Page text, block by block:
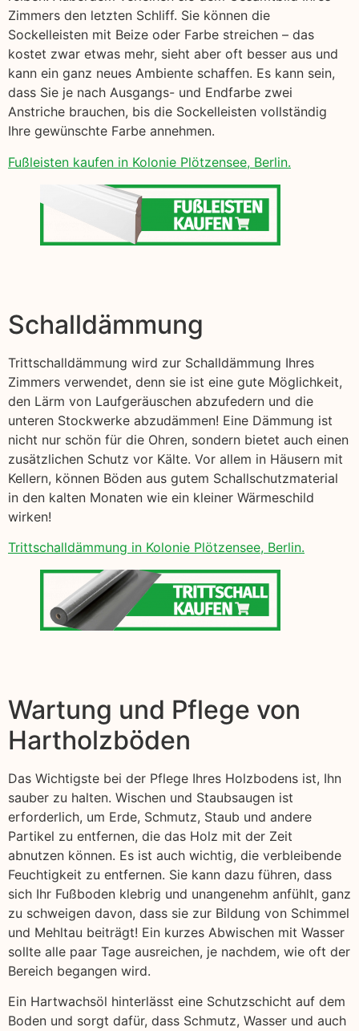
Zimmers den letzten Schliff. Sie können die
Sockelleisten mit Beize oder Farbe streichen – das
kostet zwar etwas mehr, sieht aber oft besser aus und
kann ein ganz neues Ambiente schaffen. Es kann sein,
dass Sie je nach Ausgangs- und Endfarbe zwei
Anstriche brauchen, bis die Sockelleisten vollständig
Ihre gewünschte Farbe annehmen.
Fußleisten kaufen in Kolonie Plötzensee, Berlin.
Schalldämmung
Trittschalldämmung wird zur Schalldämmung Ihres
Zimmers verwendet, denn sie ist eine gute Möglichkeit,
den Lärm von Laufgeräuschen abzufedern und die
unteren Stockwerke abzudämmen! Eine Dämmung ist
nicht nur schön für die Ohren, sondern bietet auch einen
zusätzlichen Schutz vor Kälte. Vor allem in Häusern mit
Kellern, können Böden aus gutem Schallschutzmaterial
in den kalten Monaten wie ein kleiner Wärmeschild
wirken!
Trittschalldämmung in Kolonie Plötzensee, Berlin.
Wartung und Pflege von
Hartholzböden
Das Wichtigste bei der Pflege Ihres Holzbodens ist, Ihn
sauber zu halten. Wischen und Staubsaugen ist
erforderlich, um Erde, Schmutz, Staub und andere
Partikel zu entfernen, die das Holz mit der Zeit
abnutzen können. Es ist auch wichtig, die verbleibende
Feuchtigkeit zu entfernen. Sie kann dazu führen, dass
sich Ihr Fußboden klebrig und unangenehm anfühlt, ganz
zu schweigen davon, dass sie zur Bildung von Schimmel
und Mehltau beiträgt! Ein kurzes Abwischen mit Wasser
sollte alle paar Tage ausreichen, je nachdem, wie oft der
Bereich begangen wird.
Ein Hartwachsöl hinterlässt eine Schutzschicht auf dem
Boden und sorgt dafür, dass Schmutz, Wasser und auch